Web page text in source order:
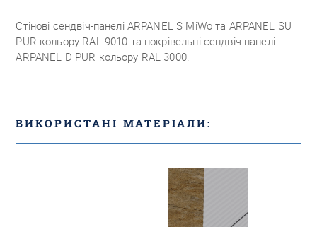
Стінові сендвіч-панелі ARPANEL S MiWo та ARPANEL SU
PUR кольору RAL 9010 та покрівельні сендвіч-панелі
ARPANEL D PUR кольору RAL 3000.
ВИКОРИСТАНІ МАТЕРІАЛИ: